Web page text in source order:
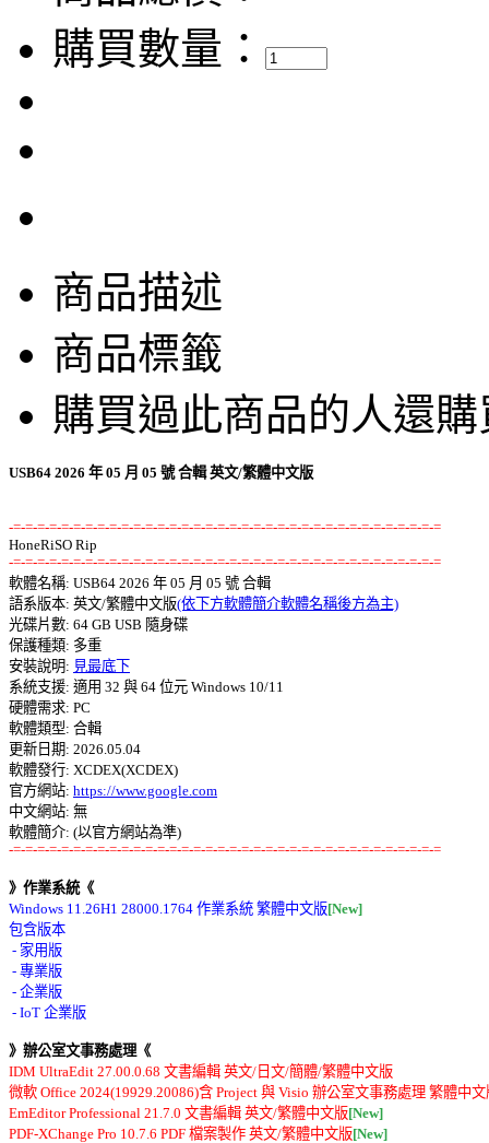
購買數量：
商品描述
商品標籤
購買過此商品的人還
USB64 2026 年 05 月 05 號 合輯 英文/繁體中文版
-=-=-=-=-=-=-=-=-=-=-=-=-=-=-=-=-=-=-=-=-=-=-=-=-=-=-=-=-=-=-=-=-=-=-=-=
-=-=-=-=-=-=-=-=-=-=-=-=-=-=-=-=-=-=-=-=-=-=-=-=-=-=-=-=-=-=-=-=-=-=-=-=
軟體名稱: USB64 2026 年 05 月 05 號 合輯
語系版本: 英文/繁體中文版(依下方軟體簡介軟體名稱後方為主)
光碟片數: 64 GB USB 隨身碟
保護種類: 多重
安裝說明: 見最底下
系統支援: 適用 32 與 64 位元 Windows 10/11
硬體需求: PC
軟體類型: 合輯
更新日期: 2026.05.04
軟體發行: XCDEX(XCDEX)
官方網站: https://www.google.com
中文網站: 無
-=-=-=-=-=-=-=-=-=-=-=-=-=-=-=-=-=-=-=-=-=-=-=-=-=-=-=-=-=-=-=-=-=-=-=-=
》作業系統《
Windows 11.26H1 28000.1764 作業系統 繁體中文版[New]
包含版本
- 家用版
- 專業版
- 企業版
》辦公室文事務處理《
IDM UltraEdit 27.00.0.68 文書編輯 英文/日文/簡體/繁體中文版
微軟 Office 2024(19929.20086)含 Project 與 Visio 辦公室文事務處理 繁體中文
EmEditor Professional 21.7.0 文書編輯 英文/繁體中文版[New]
PDF-XChange Pro 10.7.6 PDF 檔案製作 英文/繁體中文版[New]